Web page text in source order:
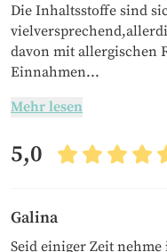
Die Inhaltsstoffe sind
davon mit allergischen
Einnahmen...
Mehr lesen
5,0
Galina
Seid einiger Zeit